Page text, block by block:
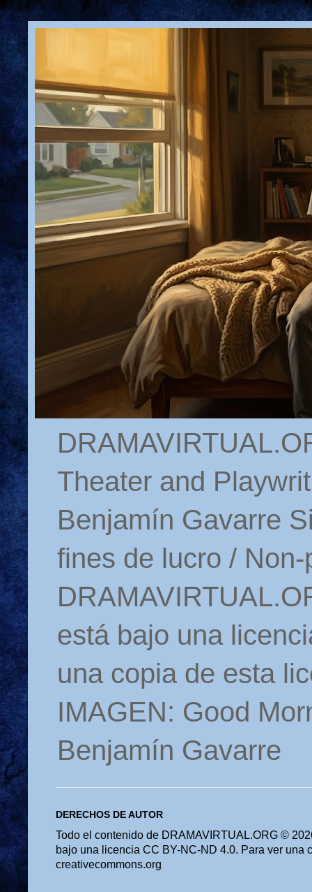
Theater and
Benjamín Gavarre
fines de lucro /
está bajo una
una copia de esta
IMAGEN: Good
Benjamín Gavarre
DERECHOS DE AUTOR
Todo el contenido de DRAMAVIRTUAL.ORG ©
bajo una licencia CC BY-NC-ND 4.0. Para ver una
creativecommons.org